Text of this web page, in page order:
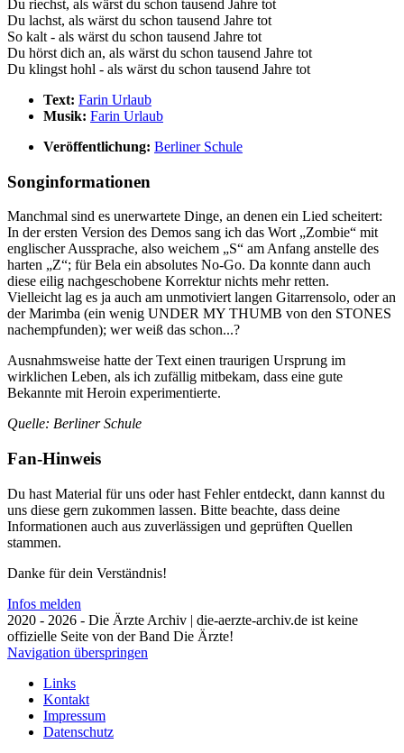
Du riechst, als wärst du schon tausend Jahre tot
Du lachst, als wärst du schon tausend Jahre tot
So kalt - als wärst du schon tausend Jahre tot
Du hörst dich an, als wärst du schon tausend Jahre tot
Du klingst hohl - als wärst du schon tausend Jahre tot
Text: Farin Urlaub
Musik: Farin Urlaub
Veröffentlichung: Berliner Schule
Songinformationen
Manchmal sind es unerwartete Dinge, an denen ein Lied scheitert:
In der ersten Version des Demos sang ich das Wort „Zombie“ mit
englischer Aussprache, also weichem „S“ am Anfang anstelle des
harten „Z“; für Bela ein absolutes No-Go. Da konnte dann auch
diese eilig nachgeschobene Korrektur nichts mehr retten.
Vielleicht lag es ja auch am unmotiviert langen Gitarrensolo, oder an
der Marimba (ein wenig UNDER MY THUMB von den STONES
nachempfunden); wer weiß das schon...?
Ausnahmsweise hatte der Text einen traurigen Ursprung im
wirklichen Leben, als ich zufällig mitbekam, dass eine gute
Bekannte mit Heroin experimentierte.
Quelle: Berliner Schule
Fan-Hinweis
Du hast Material für uns oder hast Fehler entdeckt, dann kannst du
uns diese gern zukommen lassen. Bitte beachte, dass deine
Informationen auch aus zuverlässigen und geprüften Quellen
stammen.
Danke für dein Verständnis!
Infos melden
2020 - 2026 - Die Ärzte Archiv | die-aerzte-archiv.de ist keine
offizielle Seite von der Band Die Ärzte!
Navigation überspringen
Links
Kontakt
Impressum
Datenschutz